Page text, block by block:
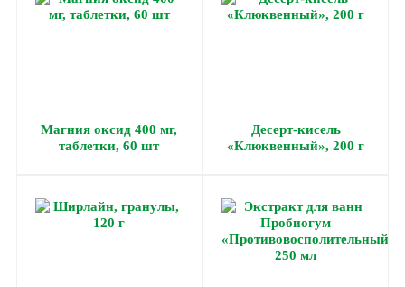
Магния оксид 400 мг,
таблетки, 60 шт
Десерт-кисель
«Клюквенный», 200 г